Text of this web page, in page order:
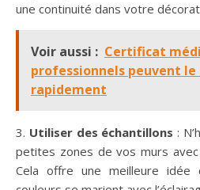
une continuité dans votre
Voir aussi : Certificat
professionnels peuvent
rapidement
3. Utiliser des échantillons :
petites zones de vos murs
Cela offre une meilleure